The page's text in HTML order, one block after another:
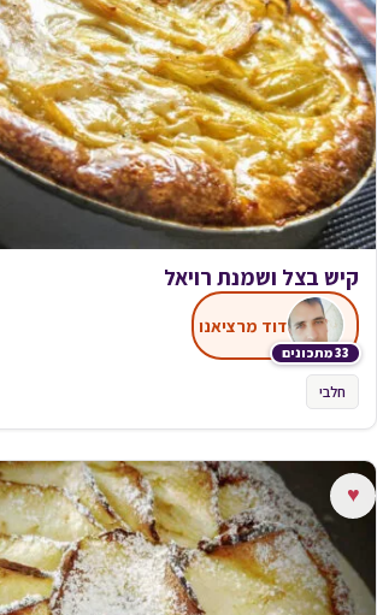
קיש בצל ושמנת רויאל
33 מתכונים
דוד מרציאנו
חלבי
♥